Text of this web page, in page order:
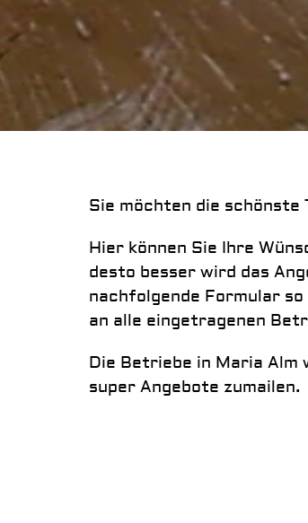
Sie möchten die
Hier können Sie Ihre
desto besser wird das
nachfolgende Formular
an alle eingetragenen
Die Betriebe in Maria Alm
super Angebote zumailen.